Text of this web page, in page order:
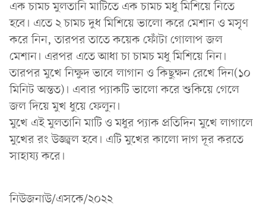
এক চামচ মুলতানি মাটিতে এক চামচ মধু মিশিয়ে নিতে
হবে। এতে ২ চামচ দুধ মিশিয়ে ভালো করে মেশান ও মসৃণ
করে নিন, তারপর তাতে কয়েক ফোঁটা গোলাপ জল
মেশান। এরপর এতে আধা চা চামচ মধু মিশিয়ে নিন।
তারপর মুখে নিক্ষুদ ভাবে লাগান ও কিছুক্ষন রেখে দিন(১০
মিনিট অন্তত)। এবার প্যাকটি ভালো করে শুকিয়ে গেলে
জল দিয়ে মুখ ধুয়ে ফেলুন।
মুখে এই মুলতানি মাটি ও মধুর প্যাক প্রতিদিন মুখে লাগালে
মুখের রং উজ্জ্বল হবে। এটি মুখের কালো দাগ দূর করতে
সাহায্য করে।
নিউজনাউ/এসকে/২০২২